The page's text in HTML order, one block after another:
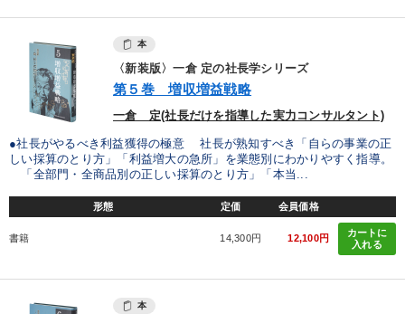
本
〈新装版〉一倉 定の社長学シリーズ
第５巻 増収増益戦略
一倉 定(社長だけを指導した実力コンサルタント)
●社長がやるべき利益獲得の極意 社長が熟知すべき「自らの事業の正
しい採算のとり方」「利益増大の急所」を業態別にわかりやすく指導。
「全部門・全商品別の正しい採算のとり方」「本当...
形態 定価 会員価格
書籍 14,300円 12,100円
カートに
入れる
本